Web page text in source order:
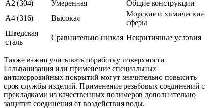
A2 (304)
Умеренная
Общие конструкции
A4 (316)
Высокая
Морские и химические
сферы
Шведская
сталь
Сравнительно низкая Некритичные условия
Также важно учитывать обработку поверхности.
Гальванизация или применение специальных
антикоррозийных покрытий могут значительно повысить
срок службы изделий. Применение резьбовых соединений с
прокладками из качественных полимеров дополнительно
защитит соединения от воздействия воды.